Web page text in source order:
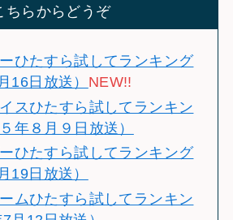
ちらからどうぞ
ひたすら試してランキング
16日放送） NEW!!
スひたすら試してランキン
年８月９日放送）
ひたすら試してランキング
19日放送）
ムひたすら試してランキン